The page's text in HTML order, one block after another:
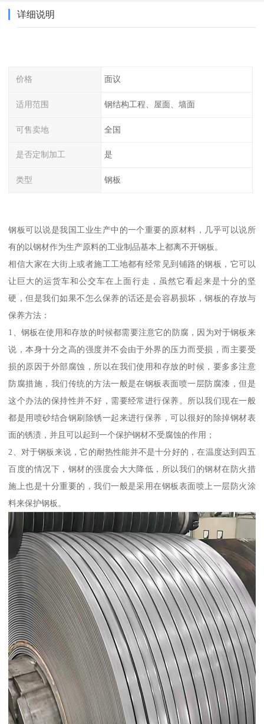
详细说明
价格 面议
适用范围 钢结构工程、屋面、墙面
可售卖地 全国
是否定制加工 是
类型 钢板
钢板可以说是我国工业生产中的一个重要的原材料，几乎可以说所
有的以钢材作为生产原料的工业制品基本上都离不开钢板。
相信大家在大街上或者施工工地都有经常见到铺路的钢板，它可以
让巨大的运货车和公交车在上面行走，虽然它看起来是十分的坚
硬，但是我们如果不怎么保养的话还是会容易损坏，钢板的存放与
保养方法：
1、钢板在使用和存放的时候都需要注意它的防腐，因为对于钢板来
说，本身十分之高的强度并不会由于外界的压力而受损，而主要受
损的原因于外部腐蚀，所以在我们使用和存放的时候，要多多注意
防腐措施，我们传统的方法一般是在钢板表面喷一层防腐漆，但是
这个办法的保持性并不好，需要经常进行保养。所以我们现在一般
都是用喷砂结合钢刷除锈一起来进行保养，可以很好的除掉钢材表
面的锈渍，并且可以起到一个保护钢材不受腐蚀的作用；
2、对于钢板来说，它的耐热性能并不是十分好的，在温度达到四五
百度的情况下，钢材的强度会大大降低，所以我们的钢材在防火措
施上也是十分重要的，我们一般是采用在钢板表面喷上一层防火涂
料来保护钢板。